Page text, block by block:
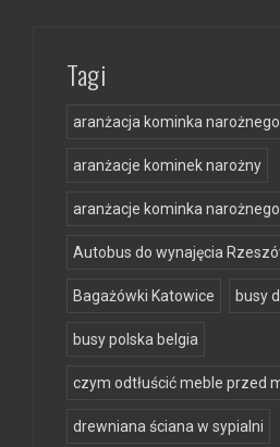
Tagi
aranżacja kominka narożnego
aranżacje kominek narożny
aranżacje kominka narożnego
Autobus do wynajęcia
Bagażówki Katowice busy
busy polska belgia
czym odtłuścić meble przed
drewniana ściana w sypialni